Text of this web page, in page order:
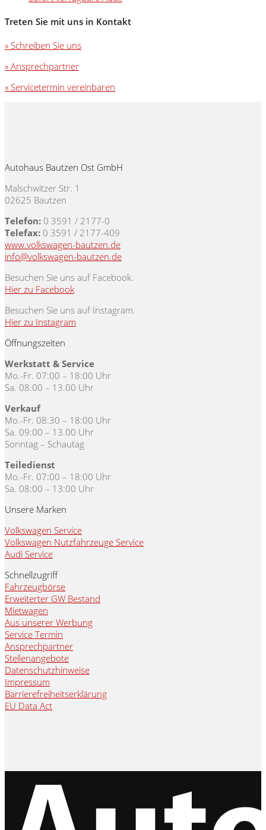
Treten Sie mit uns in Kontakt
» Schreiben Sie uns
» Ansprechpartner
» Servicetermin vereinbaren
Autohaus Bautzen Ost GmbH
Malschwitzer Str. 1
02625 Bautzen
Telefon: 0 3591 / 2177-0
Telefax: 0 3591 / 2177-409
www.volkswagen-bautzen.de
info@volkswagen-bautzen.de
Besuchen Sie uns auf Facebook.
Hier zu Facebook
Besuchen Sie uns auf Instagram.
Hier zu Instagram
Öffnungszeiten
Werkstatt & Service
Mo.-Fr. 07:00 – 18:00 Uhr
Sa. 08:00 – 13.00 Uhr
Verkauf
Mo.-Fr. 08:30 – 18:00 Uhr
Sa. 09:00 – 13.00 Uhr
Sonntag – Schautag
Teiledienst
Mo.-Fr. 07:00 – 18:00 Uhr
Sa. 08:00 – 13:00 Uhr
Unsere Marken
Volkswagen Service
Volkswagen Nutzfahrzeuge Service
Audi Service
Schnellzugriff
Fahrzeugbörse
Erweiterter GW Bestand
Mietwagen
Aus unserer Werbung
Service Termin
Ansprechpartner
Stellenangebote
Datenschutzhinweise
Impressum
Barrierefreiheitserklärung
EU Data Act